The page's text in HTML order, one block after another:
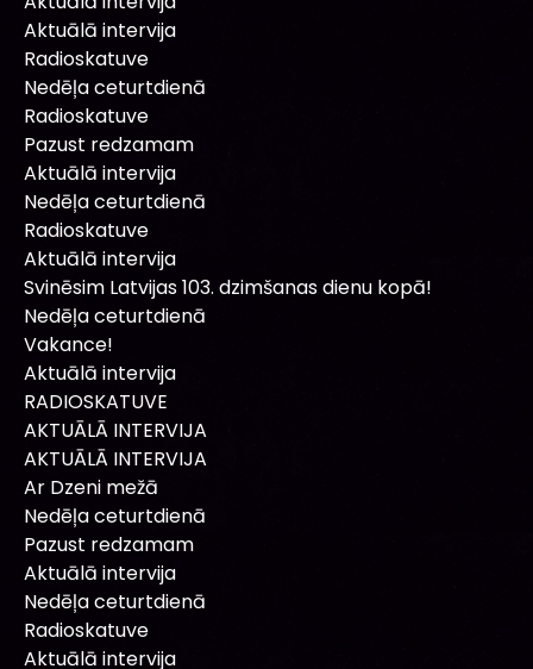
Aktuālā intervija
Radioskatuve
Nedēļa ceturtdienā
Radioskatuve
Pazust redzamam
Aktuālā intervija
Nedēļa ceturtdienā
Radioskatuve
Aktuālā intervija
Svinēsim Latvijas 103. dzimšanas dienu kopā!
Nedēļa ceturtdienā
Vakance!
Aktuālā intervija
RADIOSKATUVE
AKTUĀLĀ INTERVIJA
AKTUĀLĀ INTERVIJA
Ar Dzeni mežā
Nedēļa ceturtdienā
Pazust redzamam
Aktuālā intervija
Nedēļa ceturtdienā
Radioskatuve
Aktuālā intervija